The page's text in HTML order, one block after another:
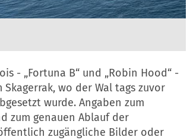
- „Fortuna B“ und „Robin Hood“ -
wo der Wal tags zuvor
wurde. Angaben zum
zum genauen Ablauf der
zugängliche Bilder oder